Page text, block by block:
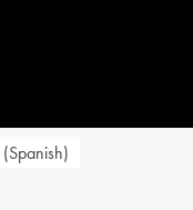
(Spanish)